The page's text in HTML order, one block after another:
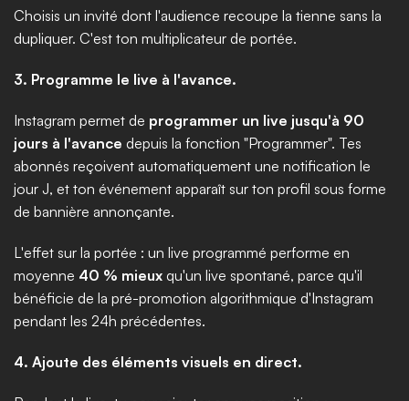
Choisis un invité dont l'audience recoupe la tienne sans la
dupliquer. C'est ton multiplicateur de portée.
3. Programme le live à l'avance.
Instagram permet de programmer un live jusqu'à 90
jours à l'avance depuis la fonction "Programmer". Tes
abonnés reçoivent automatiquement une notification le
jour J, et ton événement apparaît sur ton profil sous forme
de bannière annonçante.
L'effet sur la portée : un live programmé performe en
moyenne 40 % mieux qu'un live spontané, parce qu'il
bénéficie de la pré-promotion algorithmique d'Instagram
pendant les 24h précédentes.
4. Ajoute des éléments visuels en direct.